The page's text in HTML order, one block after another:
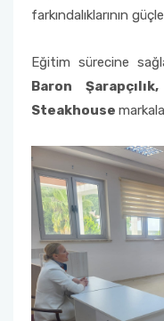
farkındalıklarının
Eğitim sürecine
Baron
Steakhouse